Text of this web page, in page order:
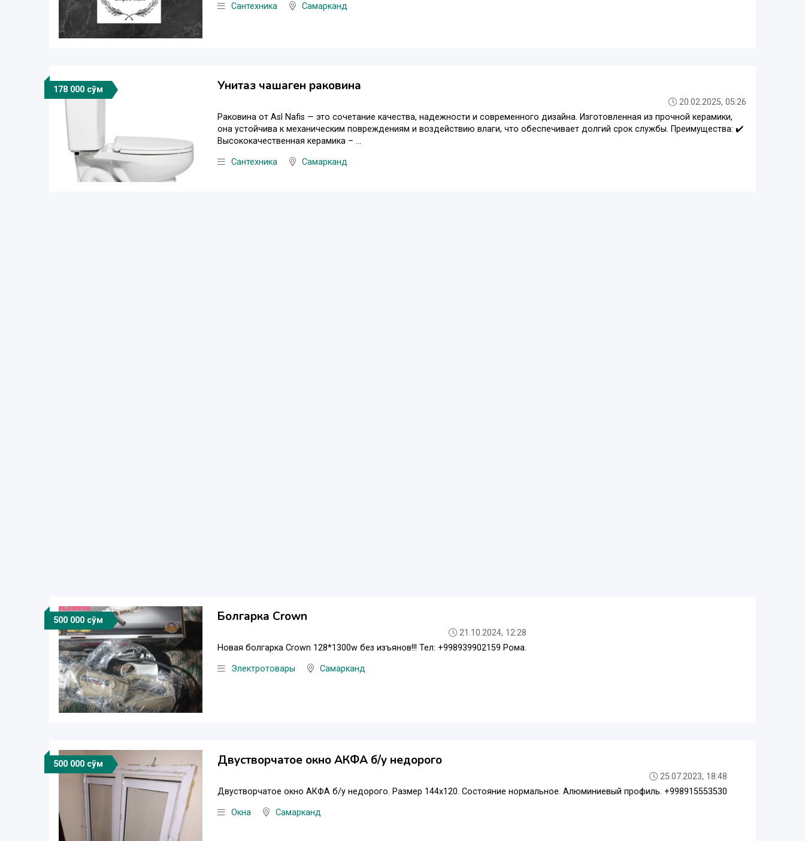
Сантехника Самарканд
178 000 сўм Унитаз чашаген раковина
20.02.2025, 05:26
Раковина от Asl Nafis — это сочетание качества, надежности и современного дизайна. Изготовленная из прочной керамики,
она устойчива к механическим повреждениям и воздействию влаги, что обеспечивает долгий срок службы. Преимущества: ✔️
Высококачественная керамика – ...
Сантехника Самарканд
500 000 сўм Болгарка Crown
21.10.2024, 12:28
Новая болгарка Crown 128*1300w без изъянов!!! Тел: +998939902159 Рома.
Электротовары Самарканд
500 000 сўм Двустворчатое окно АКФА б/у недорого
25.07.2023, 18:48
Двустворчатое окно АКФА б/у недорого. Размер 144х120. Состояние нормальное. Алюминиевый профиль. +998915553530
Окна Самарканд